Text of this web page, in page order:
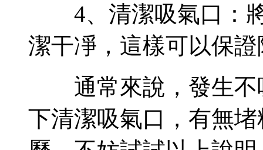
4、清潔吸氣口：將
潔干凈，這樣可以保
通常來說，發生不
下清潔吸氣口，有無